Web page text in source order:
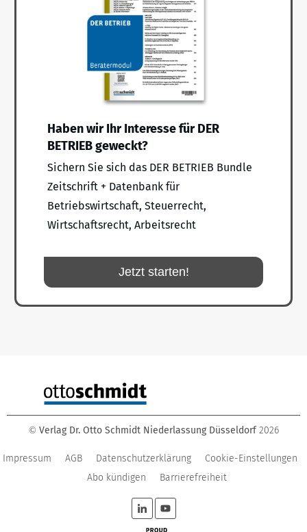
Haben wir Ihr Interesse für DER
BETRIEB geweckt?
Sichern Sie sich das DER BETRIEB Bundle
Zeitschrift + Datenbank für
Betriebswirtschaft, Steuerrecht,
Wirtschaftsrecht, Arbeitsrecht
Jetzt starten!
© Verlag Dr. Otto Schmidt Niederlassung Düsseldorf 2026
Impressum AGB Datenschutzerklärung
Cookie-Einstellungen
Abo kündigen
Barrierefreiheit